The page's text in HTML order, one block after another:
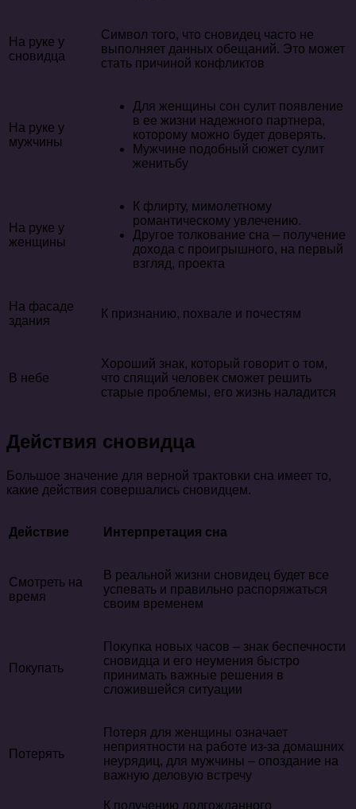
На руке у
сновидца
Символ того, что сновидец часто не
выполняет данных обещаний. Это может
стать причиной конфликтов
На руке у
мужчины
Для женщины сон сулит появление
в ее жизни надежного партнера,
которому можно будет доверять.
Мужчине подобный сюжет сулит
женитьбу
На руке у
женщины
К флирту, мимолетному
романтическому увлечению.
Другое толкование сна – получение
дохода с проигрышного, на первый
взгляд, проекта
На фасаде
здания
К признанию, похвале и почестям
В небе
Хороший знак, который говорит о том,
что спящий человек сможет решить
старые проблемы, его жизнь наладится
Действия сновидца
Большое значение для верной трактовки сна имеет то,
какие действия совершались сновидцем.
Действие Интерпретация сна
Смотреть на
время
В реальной жизни сновидец будет все
успевать и правильно распоряжаться
своим временем
Покупать
Покупка новых часов – знак беспечности
сновидца и его неумения быстро
принимать важные решения в
сложившейся ситуации
Потерять
Потеря для женщины означает
неприятности на работе из-за домашних
неурядиц, для мужчины – опоздание на
важную деловую встречу
К получению долгожданного